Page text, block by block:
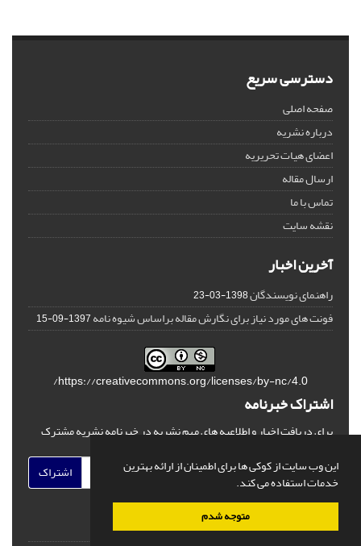
این وب سایت از کوکی ها برای اطمینان از ارائه بهترین
خدمات استفاده می کند.
متوجه شدم
دسترسی سریع
صفحه اصلی
درباره نشریه
اعضای هیات تحریریه
ارسال مقاله
تماس با ما
نقشه سایت
آخرین اخبار
راهنمای نویسندگان1398-03-23
فونت های مورد نیاز برای نگارش مقاله براساس شیوه نامه1397-09-15
https://creativecommons.org/licenses/by-nc/4.0/
اشتراک خبرنامه
برای دریافت اخبار و اطلاعیه های مهم نشریه در خبرنامه نشریه مشترک
اشتراک